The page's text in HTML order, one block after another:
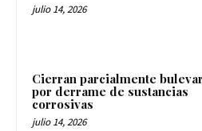
julio 14, 2026
Cierran parcialmente
por derrame de sustancias
corrosivas
julio 14, 2026